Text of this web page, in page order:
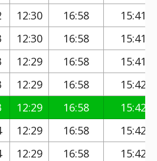
12:30 16:58
15:41
12:30 16:58
15:41
12:29 16:58
15:41
12:29 16:58
15:42
12:29 16:58
15:42
12:29 16:58
15:42
12:29 16:58
15:42